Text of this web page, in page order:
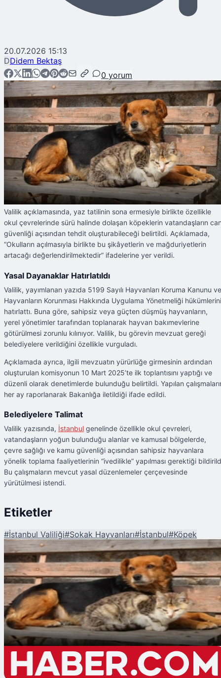
20.07.2026 15:13
DDidem Bektaş
0 yorum
Valilik açıklamasında, yaz tatilinin sona ermesiyle birlikte özellikle
okul çevrelerinde sürü halinde dolaşan köpeklerin vatandaşların
güvenliği açısından tehdit oluşturabileceği belirtildi. Açıklamada,
“Okulların açılmasıyla birlikte bu şikâyetlerin ve mağduriyetlerin
artacağı değerlendirilmektedir” ifadelerine yer verildi.
Yasal Dayanaklar Hatırlatıldı
Valilik, yayımlanan yazıda 5199 Sayılı Hayvanları Koruma Kanunu ve
Hayvanların Korunması Hakkında Uygulama Yönetmeliği hükümlerini
hatırlattı. Buna göre, sahipsiz veya güçten düşmüş hayvanların,
yerel yönetimler tarafından toplanarak hayvan bakımevlerine
götürülmesi zorunlu kılınıyor. Valilik, bu görevin mevzuat gereği
belediyelere verildiğini özellikle vurguladı.
Açıklamada ayrıca, ilgili mevzuatın yürürlüğe girmesinin ardından
oluşturulan komisyonun 10 Mart 2025’te ilk toplantısını yaptığı ve
düzenli olarak denetimlerde bulunduğu belirtildi. Yapılan
her ay raporlanarak Bakanlığa iletildiği ifade edildi.
Belediyelere Talimat
Valilik yazısında, İstanbul genelinde özellikle okul çevreleri,
vatandaşların yoğun bulunduğu alanlar ve kamusal bölgelerde,
çevre sağlığı ve kamu güvenliği açısından sahipsiz hayvanlara
yönelik toplama faaliyetlerinin “ivedilikle” yapılması gerektiği
Bu çalışmaların mevcut yasal düzenlemeler çerçevesinde
yürütülmesi istendi.
Etiketler
#İstanbul Valiliği#Sokak Hayvanları#İstanbul#Köpek
Şu An Okunan
İstanbul Valiliği'nden Sokak Hayvanları Talimatı: "Okullar Açılmadan
Önce..."